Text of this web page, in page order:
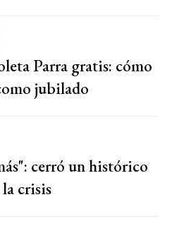
Parra gratis: cómo
jubilado
cerró un histórico
crisis